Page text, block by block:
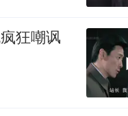
狂嘲讽